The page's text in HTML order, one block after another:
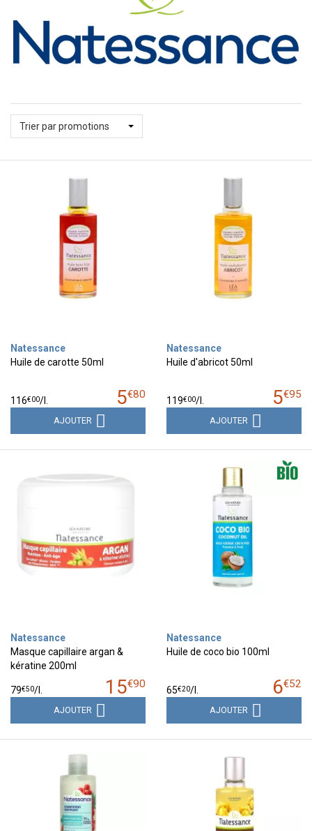
Trier par promotions
Natessance
Huile de carotte 50ml
5€80
116€00/
AJOUTER
Natessance
Huile d'abricot 50ml
5€95
119€00/
AJOUTER
Natessance
Masque capillaire argan &
kératine 200ml
15€90
79€50/
AJOUTER
Natessance
Huile de coco bio 100ml
6€52
65€20/
AJOUTER